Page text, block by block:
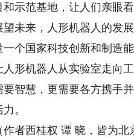
和示范基地，让人们亲眼
来，人形机器人的发展
一个国家科技创新和制造
人形机器人从实验室走向
要智慧，更需要各方携手
。
西桂权 谭 晓，皆为北